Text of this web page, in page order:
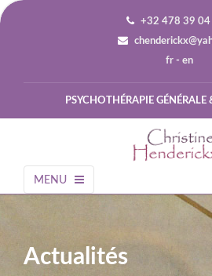
+32 478 39 04
fr- en
PSYCHOTHÉRAPIE GÉNÉRALE
MENU
Actualités